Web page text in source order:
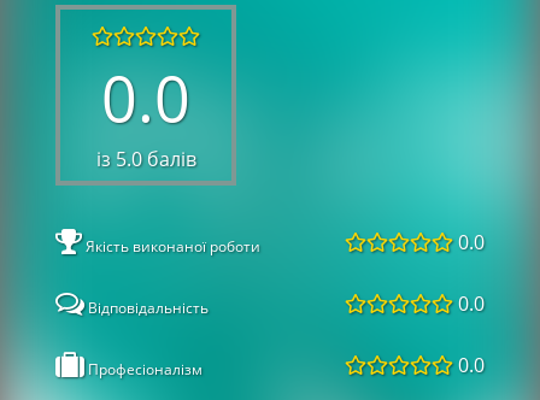
0.0
із 5.0 балів
Якість виконаної роботи 0.0
Відповідальність 0.0
Професіоналізм 0.0